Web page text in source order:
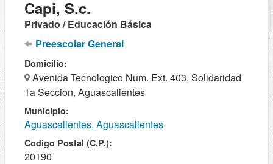
Capi, S.c.
Privado / Educación Básica
Preescolar General
Domicilio:
Avenida Tecnologico Num. Ext. 403, Solidaridad
1a Seccion, Aguascalientes
Municipio:
Aguascalientes, Aguascalientes
Codigo Postal (C.P.):
20190